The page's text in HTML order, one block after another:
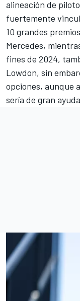
alineación de
fuertemente
10 grandes
Mercedes,
fines de 2024,
Lowdon, sin
opciones, aunque
sería de gran